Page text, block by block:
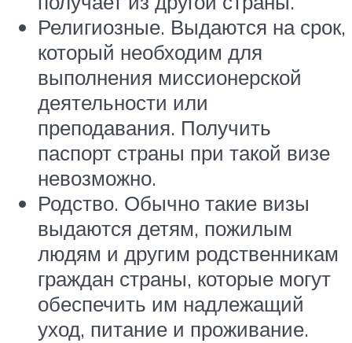
Религиозные. Выдаются на срок,
который необходим для
выполнения миссионерской
деятельности или
преподавания. Получить
паспорт страны при такой визе
невозможно.
Родство. Обычно такие визы
выдаются детям, пожилым
людям и другим родственникам
граждан страны, которые могут
обеспечить им надлежащий
уход, питание и проживание.